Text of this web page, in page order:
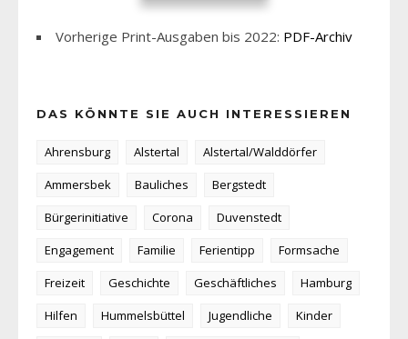
Vorherige Print-Ausgaben bis 2022: PDF-Archiv
DAS KÖNNTE SIE AUCH INTERESSIEREN
Ahrensburg Alstertal
Alstertal/Walddörfer
Ammersbek
Bauliches
Bergstedt
Bürgerinitiative
Corona
Duvenstedt
Engagement
Familie Ferientipp
Formsache
Freizeit
Geschichte Geschäftliches
Hamburg
Hilfen
Hummelsbüttel Jugendliche
Kinder